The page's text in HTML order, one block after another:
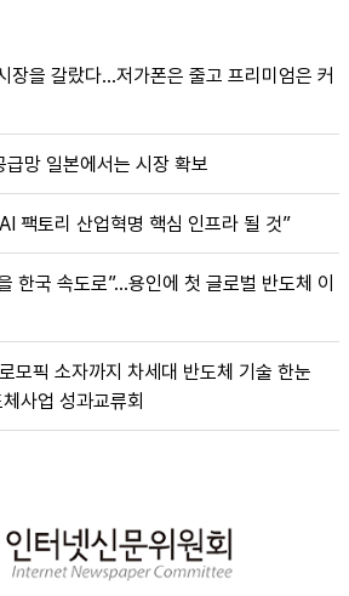
장을 갈랐다…저가폰은 줄고 프리미엄은 커
망 일본에서는 시장 확보
팩토리 산업혁명 핵심 인프라 될 것”
한국 속도로”…용인에 첫 글로벌 반도체 이
모픽 소자까지 차세대 반도체 기술 한눈
사업 성과교류회